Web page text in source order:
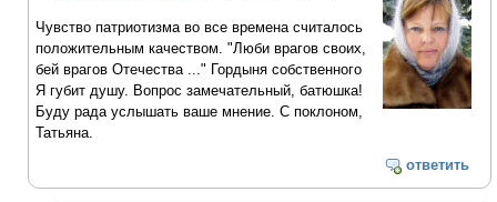
Чувство патриотизма во все времена считалось
положительным качеством. "Люби врагов своих,
бей врагов Отечества ..." Гордыня собственного
Я губит душу. Вопрос замечательный, батюшка!
Буду рада услышать ваше мнение. С поклоном,
Татьяна.
ответить